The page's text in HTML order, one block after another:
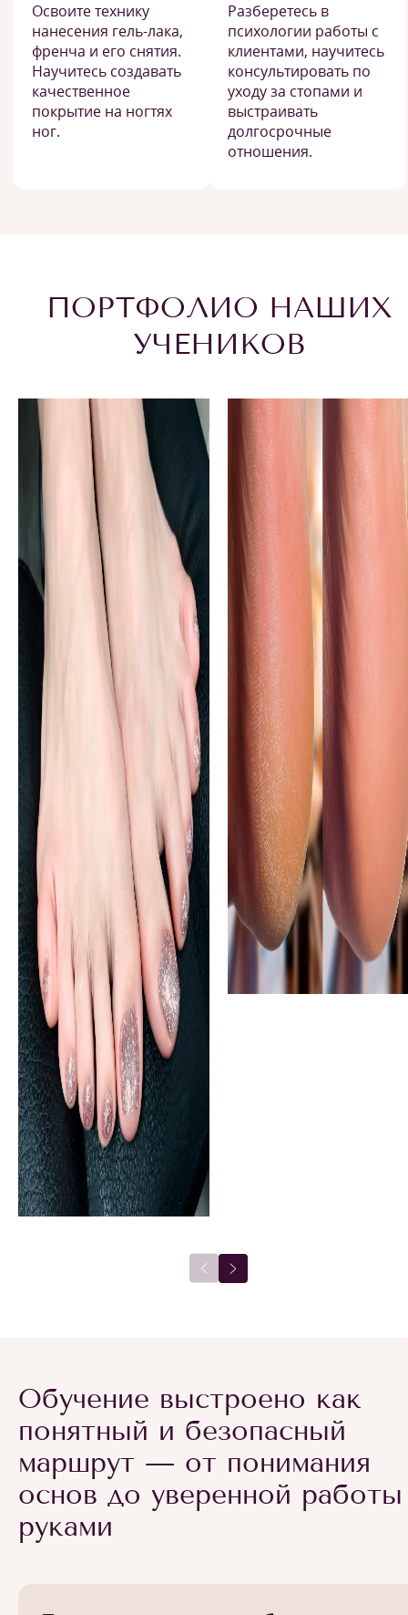
Освоите технику
нанесения гель-лака,
френча и его снятия.
Научитесь создавать
качественное
покрытие на ногтях
ног.
Разберетесь в
психологии работы с
клиентами, научитесь
консультировать по
уходу за стопами и
выстраивать
долгосрочные
отношения.
ПОРТФОЛИО НАШИХ
УЧЕНИКОВ
Обучение выстроено как
понятный и безопасный
маршрут — от понимания
основ до уверенной работы
руками